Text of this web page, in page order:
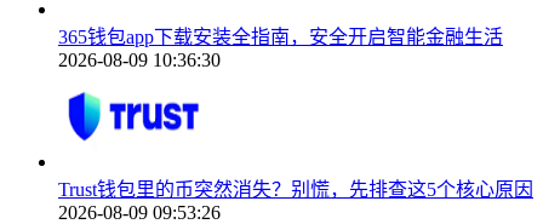
365钱包app下载安装全指南，安全开启智能金融生活
2026-08-09 10:36:30
Trust钱包里的币突然消失？别慌，先排查这5个核心原因
2026-08-09 09:53:26